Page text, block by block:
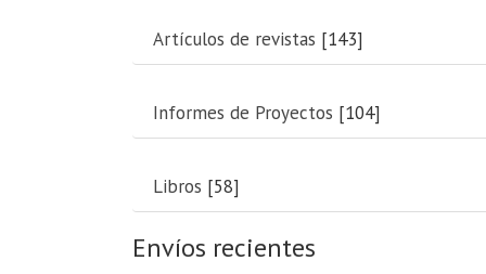
Artículos de revistas [143]
Informes de Proyectos [104]
Libros [58]
Envíos recientes